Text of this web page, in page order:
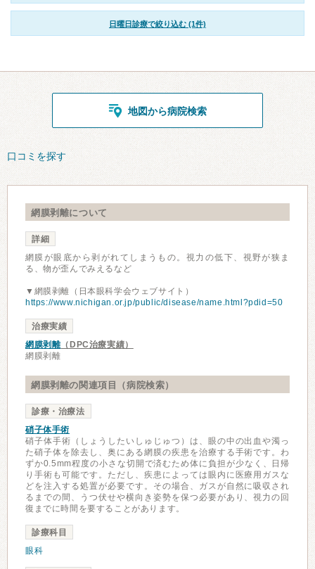
日曜日診療で絞り込む (1件)
地図から病院検索
口コミを探す
網膜剥離について
詳細
網膜が眼底から剥がれてしまうもの。視力の低下、視野が狭ま
る、物が歪んでみえるなど
▼網膜剥離（日本眼科学会ウェブサイト）
https://www.nichigan.or.jp/public/disease/name.html?pdid=50
治療実績
網膜剥離（DPC治療実績）
網膜剥離
網膜剥離の関連項目（病院検索）
診療・治療法
硝子体手術
硝子体手術（しょうしたいしゅじゅつ）は、眼の中の出血や濁っ
た硝子体を除去し、奥にある網膜の疾患を治療する手術です。わ
ずか0.5mm程度の小さな切開で済むため体に負担が少なく、日帰
り手術も可能です。ただし、疾患によっては眼内に医療用ガスな
どを注入する処置が必要です。その場合、ガスが自然に吸収され
るまでの間、うつ伏せや横向き姿勢を保つ必要があり、視力の回
復までに時間を要することがあります。
診療科目
眼科